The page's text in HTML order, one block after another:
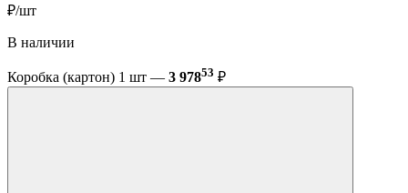
₽/шт
В наличии
Коробка (картон) 1 шт — 3 97853 ₽